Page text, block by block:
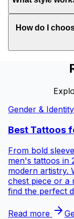
How do I
Gender & Identity
Best Tattoos
From bold
men's tattoos in
modern artistry.
chest piece or a
find the perfect
Read more